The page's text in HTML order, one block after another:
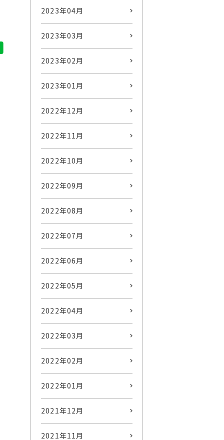
2023年04月
2023年03月
2023年02月
2023年01月
2022年12月
2022年11月
2022年10月
2022年09月
2022年08月
2022年07月
2022年06月
2022年05月
2022年04月
2022年03月
2022年02月
2022年01月
2021年12月
2021年11月